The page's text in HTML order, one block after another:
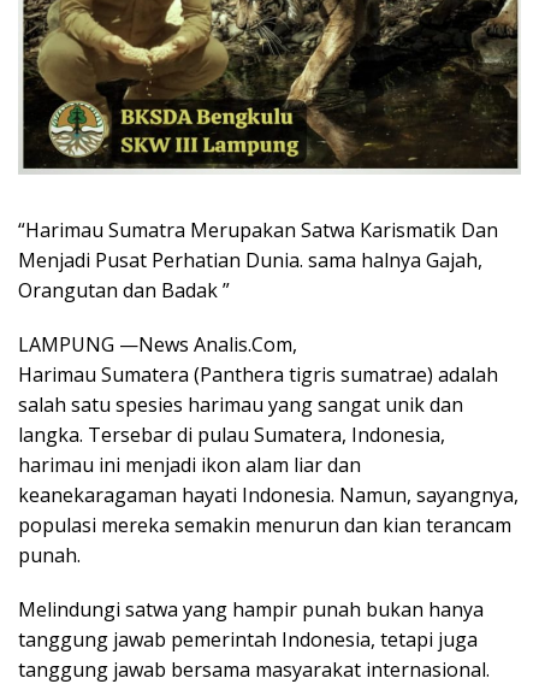
“Harimau Sumatra Merupakan Satwa Karismatik Dan
Menjadi Pusat Perhatian Dunia. sama halnya Gajah,
Orangutan dan Badak ”
LAMPUNG —News Analis.Com,
Harimau Sumatera (Panthera tigris sumatrae) adalah
salah satu spesies harimau yang sangat unik dan
langka. Tersebar di pulau Sumatera, Indonesia,
harimau ini menjadi ikon alam liar dan
keanekaragaman hayati Indonesia. Namun, sayangnya,
populasi mereka semakin menurun dan kian terancam
punah.
Melindungi satwa yang hampir punah bukan hanya
tanggung jawab pemerintah Indonesia, tetapi juga
tanggung jawab bersama masyarakat internasional.